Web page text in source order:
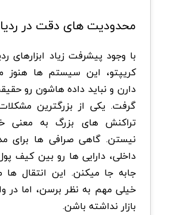
محدودیت های دقت در
با وجود پیشرفت زیاد ابزارهای
کریپتو، این سیستم ها هنوز
دارن و نباید داده هاشون رو
گرفت. یکی از بزرگترین
تراکنش های بزرگ به معنی
نیستن. گاهی صرافی ها برای
داخلی، دارایی ها رو بین کیف
جابه جا میکنن. این انتقال ها
خیلی مهم به نظر برسن، اما در
بازار نداشته باشن.